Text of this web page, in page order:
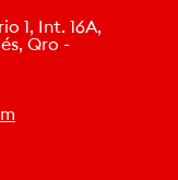
1, Int. 16A,
Qro -